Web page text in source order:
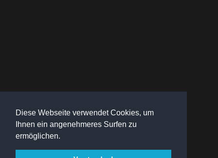
Diese Webseite verwendet Cookies, um
Ihnen ein angenehmeres Surfen zu
ermöglichen.